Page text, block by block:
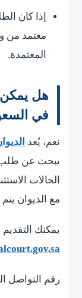
إذا كان
معتمد من
المعتمدة.
هل يمكن
في السعودية 2026 من
نعم، يُعد
الحالات
مع الديوان
يمكنك التقديم
رقم التواصل